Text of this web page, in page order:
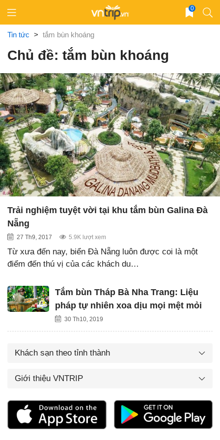
content
0
Tin tức > tắm bùn khoáng
Chủ đề: tắm bùn khoáng
Trải nghiệm tuyệt vời tại khu tắm bùn Galina Đà
Nẵng
27 Th9, 2017 5.9K lượt xem
Từ xưa đến nay, biển Đà Nẵng luôn được coi là một
điểm đến thú vị của các khách du…
Tắm bùn Tháp Bà Nha Trang: Liệu
pháp tự nhiên xoa dịu mọi mệt mỏi
30 Th10, 2019
Khách sạn theo tỉnh thành
Giới thiệu VNTRIP